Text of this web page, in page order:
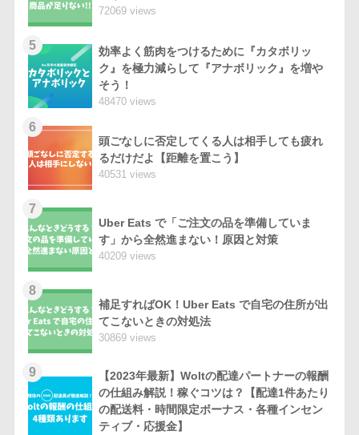
72069 views
5
効率よく筋肉をつけるために『カタボリッ
ク』を極力減らして『アナボリック』を増や
そう！
48470 views
6
頭ごなしに否定してくる人は相手しても疲れ
るだけだよ【距離を置こう】
40531 views
7
Uber Eats で「ご注文の品を準備していま
す」から全然進まない！原因と対策
40209 views
8
補足すればOK！Uber Eats で自宅の住所が出
てこないときの対処法
30869 views
9
【2023年最新】Woltの配達パートナーの報酬
の仕組み解説！稼ぐコツは？【配達1件あたり
の配送料・時間限定ボーナス・各種インセン
ティブ・応援金】